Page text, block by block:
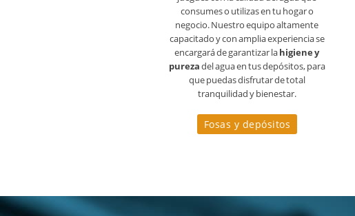
consumes o utilizas en tu hogar o
negocio. Nuestro equipo altamente
capacitado y con amplia experiencia se
encargará de garantizar lahigiene y
purezadel agua en tus depósitos, para
que puedas disfrutar de total
tranquilidad y bienestar.
Fosas y depósitos